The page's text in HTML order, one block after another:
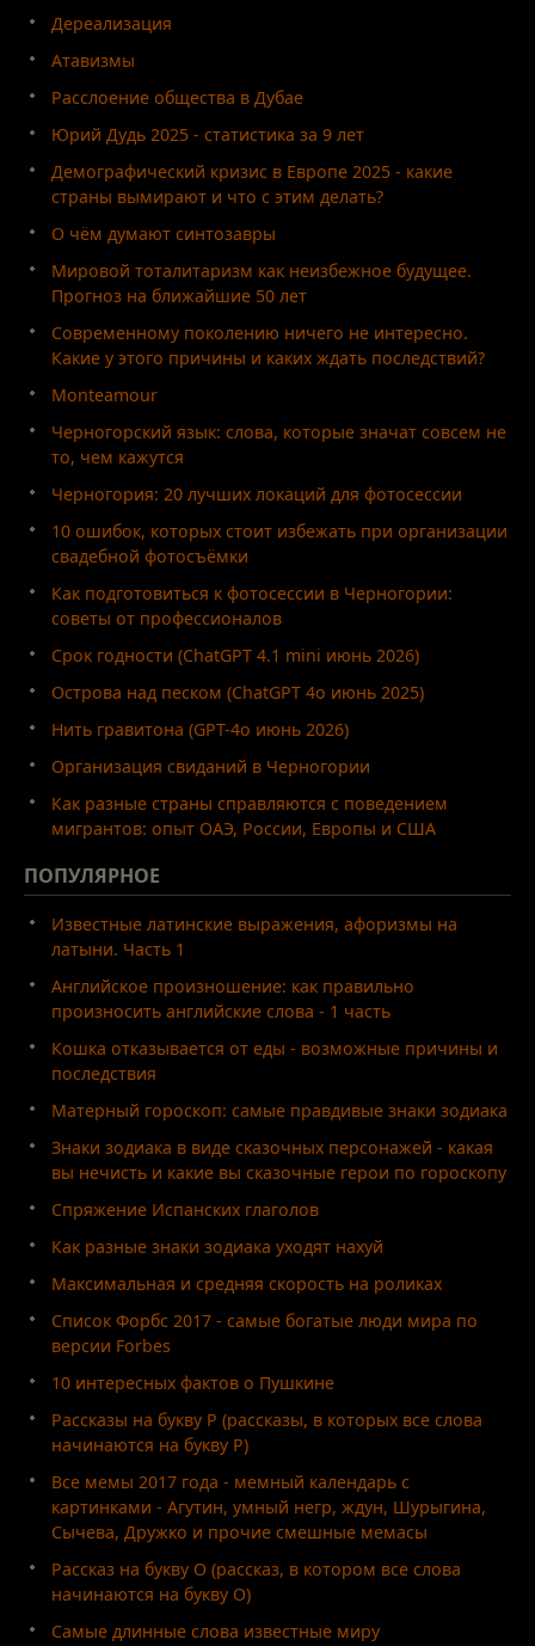
Дереализация
Атавизмы
Расслоение общества в Дубае
Юрий Дудь 2025 - статистика за 9 лет
Демографический кризис в Европе 2025 - какие
страны вымирают и что с этим делать?
О чём думают синтозавры
Мировой тоталитаризм как неизбежное будущее.
Прогноз на ближайшие 50 лет
Современному поколению ничего не интересно.
Какие у этого причины и каких ждать последствий?
Monteamour
Черногорский язык: слова, которые значат совсем не
то, чем кажутся
Черногория: 20 лучших локаций для фотосессии
10 ошибок, которых стоит избежать при организации
свадебной фотосъёмки
Как подготовиться к фотосессии в Черногории:
советы от профессионалов
Срок годности (ChatGPT 4.1 mini июнь 2026)
Острова над песком (ChatGPT 4o июнь 2025)
Нить гравитона (GPT-4o июнь 2026)
Организация свиданий в Черногории
Как разные страны справляются с поведением
мигрантов: опыт ОАЭ, России, Европы и США
ПОПУЛЯРНОЕ
Известные латинские выражения, афоризмы на
латыни. Часть 1
Английское произношение: как правильно
произносить английские слова - 1 часть
Кошка отказывается от еды - возможные причины и
последствия
Матерный гороскоп: самые правдивые знаки зодиака
Знаки зодиака в виде сказочных персонажей - какая
вы нечисть и какие вы сказочные герои по гороскопу
Спряжение Испанских глаголов
Как разные знаки зодиака уходят нахуй
Максимальная и средняя скорость на роликах
Список Форбс 2017 - самые богатые люди мира по
версии Forbes
10 интересных фактов о Пушкине
Рассказы на букву Р (рассказы, в которых все слова
начинаются на букву Р)
Все мемы 2017 года - мемный календарь с
картинками - Агутин, умный негр, ждун, Шурыгина,
Сычева, Дружко и прочие смешные мемасы
Рассказ на букву О (рассказ, в котором все слова
начинаются на букву О)
Самые длинные слова известные миру